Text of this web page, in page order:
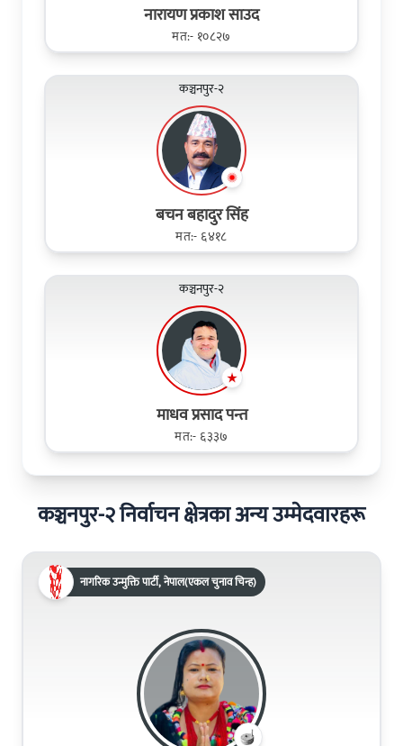
नारायण प्रकाश साउद
मत:- १०८२७
कञ्चनपुर-२
बचन बहादुर सिंह
मत:- ६४१८
कञ्चनपुर-२
माधव प्रसाद पन्त
मत:- ६३३७
कञ्चनपुर-२ निर्वाचन क्षेत्रका अन्य उम्मेदवारहरू
नागरिक उन्मुक्ति पार्टी, नेपाल(एकल चुनाव चिन्ह)